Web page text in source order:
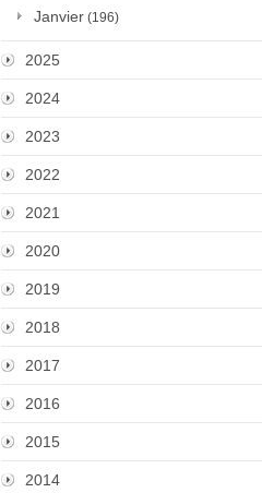
Janvier (196)
2025
2024
2023
2022
2021
2020
2019
2018
2017
2016
2015
2014